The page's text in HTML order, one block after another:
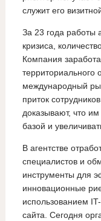
служит его
За 23 года работы
кризиса,
Компания
территориального
международный
приток
доказывают, что
базой и
В агентстве
специалистов и
инструменты для
инновационные
использованием
сайта. Сегодня